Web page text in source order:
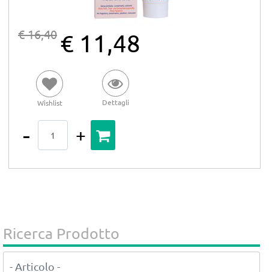
€ 16,40 € 11,48
Wishlist Dettagli
Ricerca Prodotto